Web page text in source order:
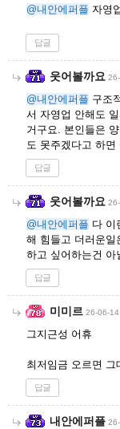
@내안에퍼플 자영
답글
웃어볼까요
@내안에퍼플 구조
서 자영업 안해도
거구요. 본인들은
도 못주겠다고 하
답글
웃어볼까요
@내안에퍼플 다 이
해 힘들고 더러운일
하고 싶어하는건 아
답글
미미르 26-06-
그지근성 어휴
최저임금 오르면 그
답글
내안에퍼플